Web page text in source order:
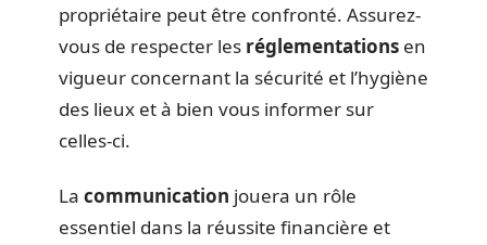
propriétaire peut être confronté. Assurez-
vous de respecter les réglementations en
vigueur concernant la sécurité et l’hygiène
des lieux et à bien vous informer sur
celles-ci.
La communication jouera un rôle
essentiel dans la réussite financière et